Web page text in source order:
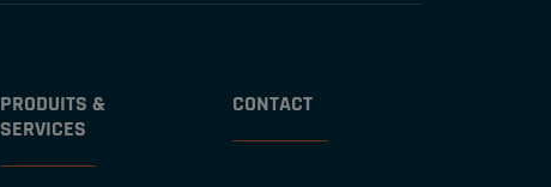
PRODUITS &
SERVICES
CONTACT